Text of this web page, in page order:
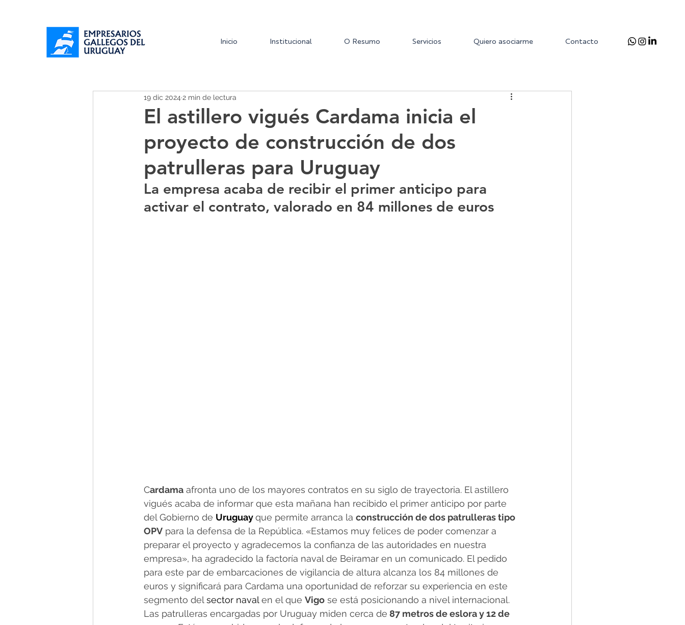
Inicio Institucional O Resumo Servicios Quiero asociarme Contacto
El astillero vigués Cardama inicia el
proyecto de construcción de dos
patrulleras para Uruguay
19 dic 2024 2 min de lectura
La empresa acaba de recibir el primer anticipo para
activar el contrato, valorado en 84 millones de euros
Cardama afronta uno de los mayores contratos en su siglo de trayectoria. El astillero
vigués acaba de informar que esta mañana han recibido el primer anticipo por parte
del Gobierno de Uruguayque permite arranca la construcción de dos patrulleras tipo
OPV para la defensa de la República. «Estamos muy felices de poder comenzar a
preparar el proyecto y agradecemos la confianza de las autoridades en nuestra
empresa», ha agradecido la factoría naval de Beiramar en un comunicado. El pedido
para este par de embarcaciones de vigilancia de altura alcanza los 84 millones de
euros y significará para Cardama una oportunidad de reforzar su experiencia en este
segmento del sector naval en el que Vigo se está posicionando a nivel internacional.
Las patrulleras encargadas por Uruguay miden cerca de 87 metros de eslora y 12 de